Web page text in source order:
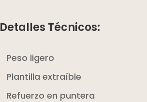
Detalles Técnicos:
Peso ligero
Plantilla extraíble
Refuerzo en puntera